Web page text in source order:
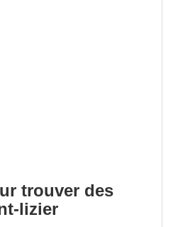
trouver des
lizier